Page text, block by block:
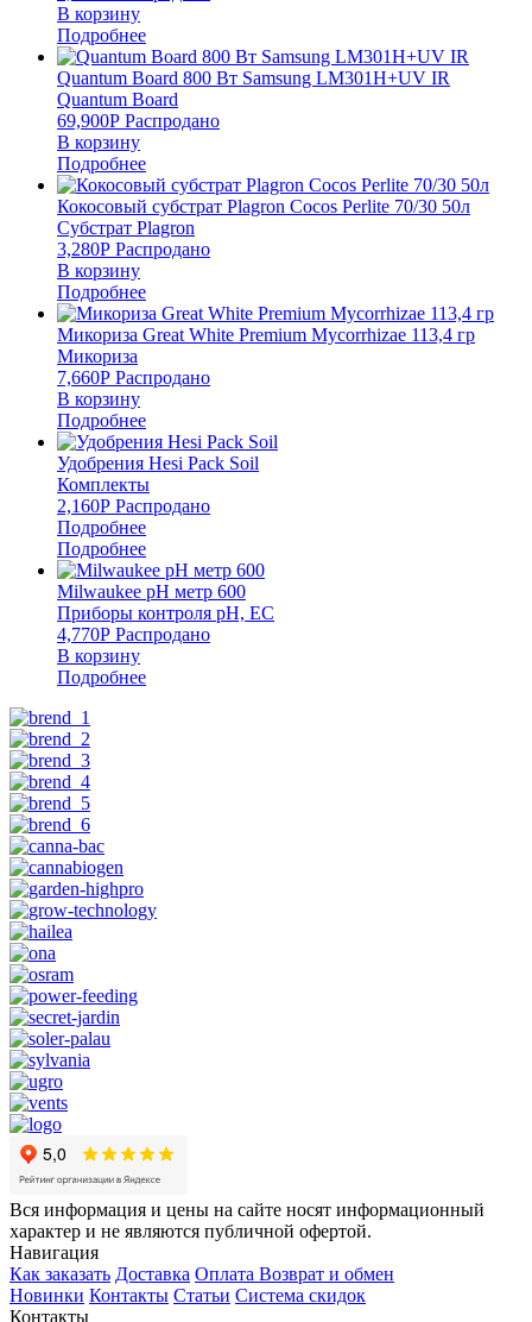
В корзину
Подробнее
Quantum Board 800 Вт Samsung LM301H+UV IR
Quantum Board
69,900Р Распродано
В корзину
Подробнее
Кокосовый субстрат Plagron Cocos Perlite 70/30 50л
Субстрат Plagron
3,280Р Распродано
В корзину
Подробнее
Микориза Great White Premium Mycorrhizae 113,4 гр
Микориза
7,660Р Распродано
В корзину
Подробнее
Удобрения Hesi Pack Soil
Комплекты
2,160Р Распродано
Подробнее
Подробнее
Milwaukee pH метр 600
Приборы контроля pH, EC
4,770Р Распродано
В корзину
Подробнее
Вся информация и цены на сайте носят информационный
характер и не являются публичной офертой.
Навигация
Как заказать Доставка Оплата Возврат и обмен
Новинки Контакты Статьи Система скидок
Контакты